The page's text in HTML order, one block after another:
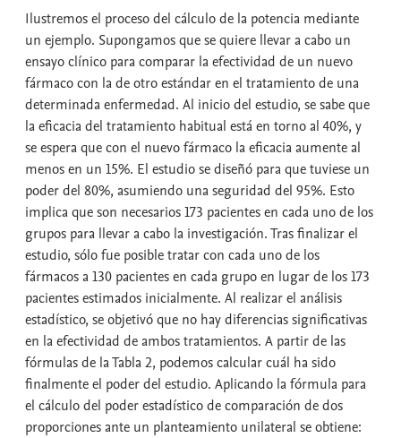
Ilustremos el proceso del cálculo de la potencia mediante
un ejemplo. Supongamos que se quiere llevar a cabo un
ensayo clínico para comparar la efectividad de un nuevo
fármaco con la de otro estándar en el tratamiento de una
determinada enfermedad. Al inicio del estudio, se sabe que
la eficacia del tratamiento habitual está en torno al 40%, y
se espera que con el nuevo fármaco la eficacia aumente al
menos en un 15%. El estudio se diseñó para que tuviese un
poder del 80%, asumiendo una seguridad del 95%. Esto
implica que son necesarios 173 pacientes en cada uno de los
grupos para llevar a cabo la investigación. Tras finalizar el
estudio, sólo fue posible tratar con cada uno de los
fármacos a 130 pacientes en cada grupo en lugar de los 173
pacientes estimados inicialmente. Al realizar el análisis
estadístico, se objetivó que no hay diferencias significativas
en la efectividad de ambos tratamientos. A partir de las
fórmulas de la Tabla 2, podemos calcular cuál ha sido
finalmente el poder del estudio. Aplicando la fórmula para
el cálculo del poder estadístico de comparación de dos
proporciones ante un planteamiento unilateral se obtiene: